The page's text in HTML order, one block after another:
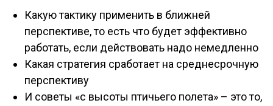
Какую тактику применить в ближней
перспективе, то есть что будет эффективно
работать, если действовать надо немедленно
Какая стратегия сработает на среднесрочную
перспективу
И советы «с высоты птичьего полета» – это то,